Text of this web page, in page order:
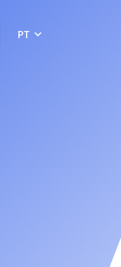
PT